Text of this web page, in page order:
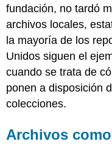
fundación, no tardó
archivos locales,
la mayoría de los
Unidos siguen el
cuando se trata de
ponen a disposición
colecciones.
Archivos